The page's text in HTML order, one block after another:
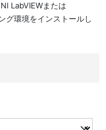
LabVIEWまたは
環境をインストールし